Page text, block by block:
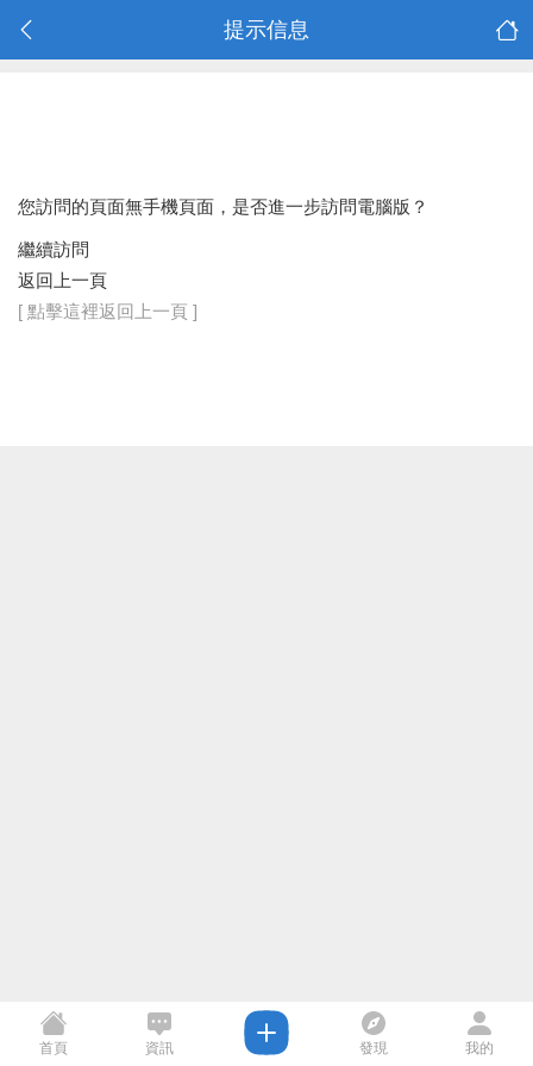
提示信息
您訪問的頁面無手機頁面，是否進一步訪問電腦版？
繼續訪問
返回上一頁
[ 點擊這裡返回上一頁 ]
首頁 資訊 發現 我的